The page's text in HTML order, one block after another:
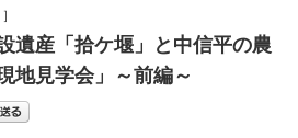
］
遺産「拾ケ堰」と中信平の農
地見学会」～前編～